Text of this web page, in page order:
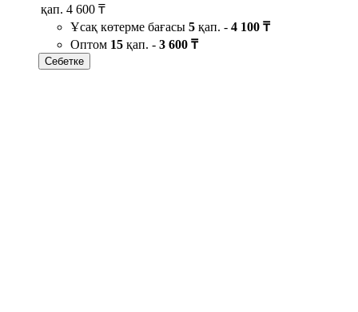
қап. 4 600 ₸
Ұсақ көтерме бағасы 5 қап. - 4 100 ₸
Оптом 15 қап. - 3 600 ₸
Себетке